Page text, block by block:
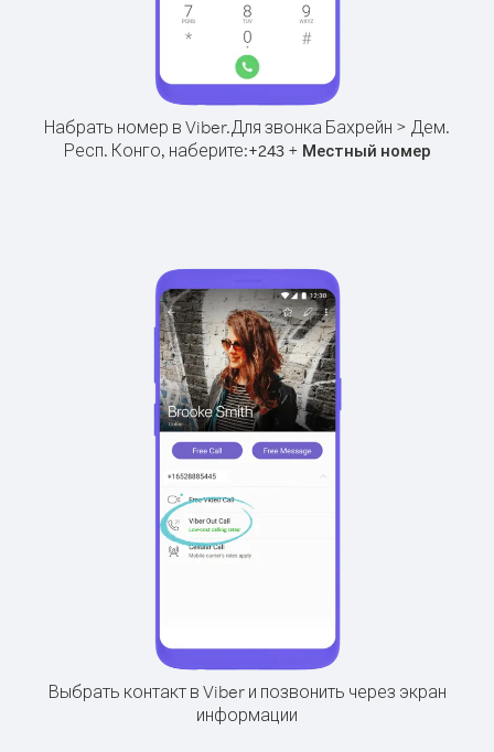
Набрать номер в Viber.Для звонка Бахрейн > Дем.
Респ. Конго, наберите:+243+ Местный номер
Выбрать контакт в Viber и позвонить через экран
информации